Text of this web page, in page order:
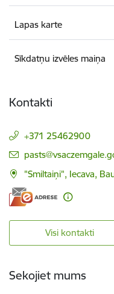
Lapas karte
Sīkdatņu izvēles maiņa
Kontakti
+371 25462900
E-pasts:
"Smiltaiņi", Iecava,
Visi kontakti
Sekojiet mums